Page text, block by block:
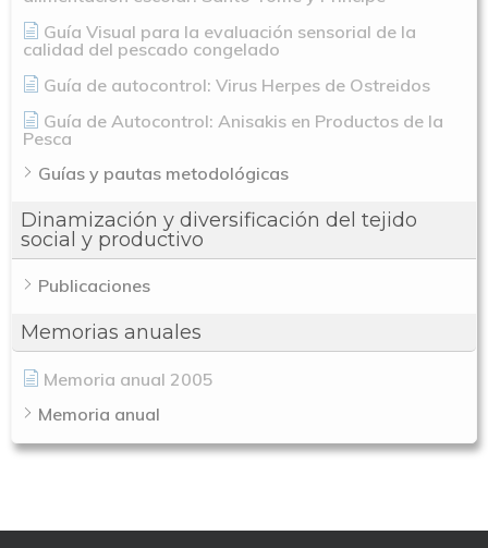
Guía Visual para la evaluación sensorial de la
calidad del pescado congelado
Guía de autocontrol: Virus Herpes de Ostreidos
Guía de Autocontrol: Anisakis en Productos de la
Pesca
Guías y pautas metodológicas
Dinamización y diversificación del tejido
social y productivo
Publicaciones
Memorias anuales
Memoria anual 2005
Memoria anual